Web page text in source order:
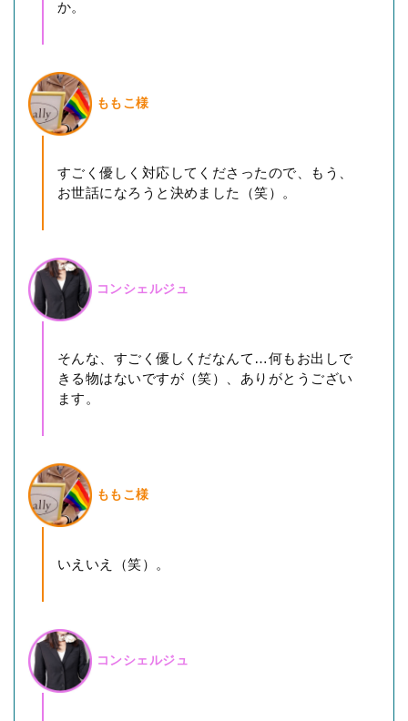
か。
ももこ様
すごく優しく対応してくださったので、もう、
お世話になろうと決めました（笑）。
コンシェルジュ
そんな、すごく優しくだなんて…何もお出しで
きる物はないですが（笑）、ありがとうござい
ます。
ももこ様
いえいえ（笑）。
コンシェルジュ